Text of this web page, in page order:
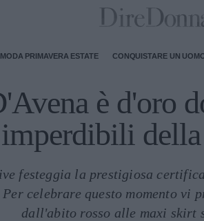
MODA PRIMAVERA ESTATE CONQUISTARE UN
è d'oro
imperdibili della
festeggia la prestigiosa
celebrare questo momento
dall'abito rosso alle maxi skirt